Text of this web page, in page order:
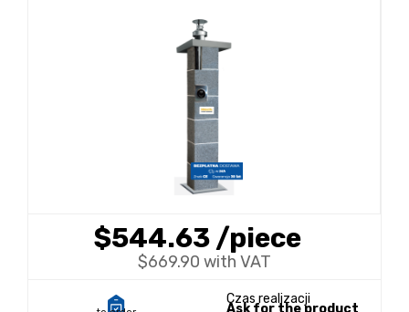
$544.63/piece
$669.90 with VAT
Czas realizacji
Ask for the product